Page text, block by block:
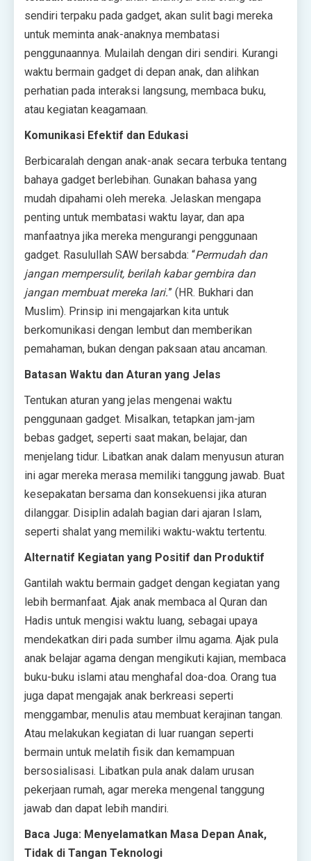
sendiri terpaku pada gadget, akan sulit bagi mereka
untuk meminta anak-anaknya membatasi
penggunaannya. Mulailah dengan diri sendiri. Kurangi
waktu bermain gadget di depan anak, dan alihkan
perhatian pada interaksi langsung, membaca buku,
atau kegiatan keagamaan.
Komunikasi Efektif dan Edukasi
Berbicaralah dengan anak-anak secara terbuka tentang
bahaya gadget berlebihan. Gunakan bahasa yang
mudah dipahami oleh mereka. Jelaskan mengapa
penting untuk membatasi waktu layar, dan apa
manfaatnya jika mereka mengurangi penggunaan
gadget. Rasulullah SAW bersabda: “Permudah dan
jangan mempersulit, berilah kabar gembira dan
jangan membuat mereka lari.” (HR. Bukhari dan
Muslim). Prinsip ini mengajarkan kita untuk
berkomunikasi dengan lembut dan memberikan
pemahaman, bukan dengan paksaan atau ancaman.
Batasan Waktu dan Aturan yang Jelas
Tentukan aturan yang jelas mengenai waktu
penggunaan gadget. Misalkan, tetapkan jam-jam
bebas gadget, seperti saat makan, belajar, dan
menjelang tidur. Libatkan anak dalam menyusun aturan
ini agar mereka merasa memiliki tanggung jawab. Buat
kesepakatan bersama dan konsekuensi jika aturan
dilanggar. Disiplin adalah bagian dari ajaran Islam,
seperti shalat yang memiliki waktu-waktu tertentu.
Alternatif Kegiatan yang Positif dan Produktif
Gantilah waktu bermain gadget dengan kegiatan yang
lebih bermanfaat. Ajak anak membaca al Quran dan
Hadis untuk mengisi waktu luang, sebagai upaya
mendekatkan diri pada sumber ilmu agama. Ajak pula
anak belajar agama dengan mengikuti kajian, membaca
buku-buku islami atau menghafal doa-doa. Orang tua
juga dapat mengajak anak berkreasi seperti
menggambar, menulis atau membuat kerajinan tangan.
Atau melakukan kegiatan di luar ruangan seperti
bermain untuk melatih fisik dan kemampuan
bersosialisasi. Libatkan pula anak dalam urusan
pekerjaan rumah, agar mereka mengenal tanggung
jawab dan dapat lebih mandiri.
Baca Juga: Menyelamatkan Masa Depan Anak,
Tidak di Tangan Teknologi